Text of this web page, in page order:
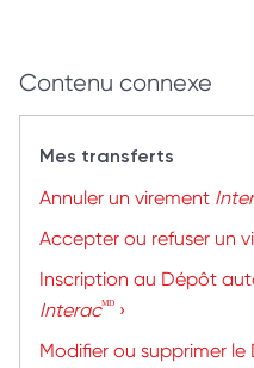
Contenu connexe
Mes transferts
Annuler un virement
Accepter ou refuser un
Inscription au Dépôt
Interacᴹᴰ ›
Modifier ou supprimer